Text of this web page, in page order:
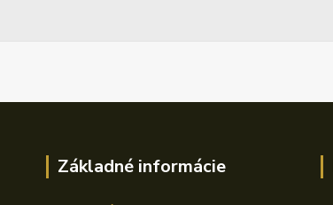
Základné informácie